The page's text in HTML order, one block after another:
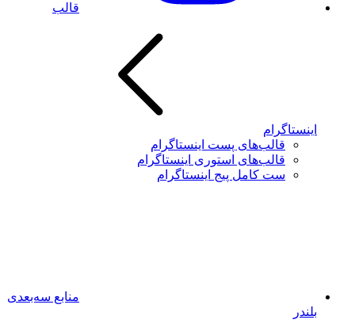
قالب
اینستاگرام
قالب‌های پست اینستاگرام
قالب‌های استوری اینستاگرام
ست کامل پیج اینستاگرام
منابع سه‌بعدی
بلندر